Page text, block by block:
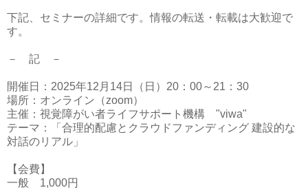
下記、セミナーの詳細です。情報の転送・転載は大歓迎で
す。
－ 記 －
開催日：2025年12月14日（日）20：00～21：30
場所：オンライン（zoom）
主催：視覚障がい者ライフサポート機構 "viwa"
テーマ：「合理的配慮とクラウドファンディング 建設的な
対話のリアル」
【会費】
一般 1,000円